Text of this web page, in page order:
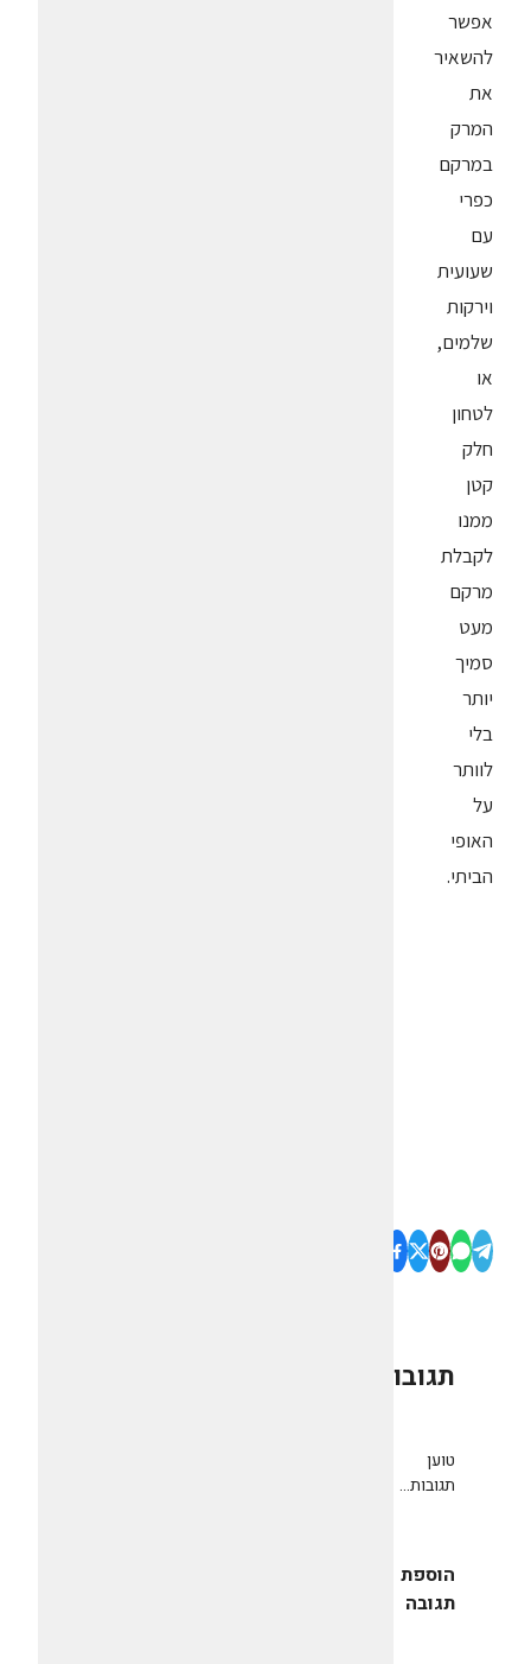
אפשר
להשאיר
את
המרק
במרקם
כפרי
עם
שעועית
וירקות
שלמים,
או
לטחון
חלק
קטן
ממנו
לקבלת
מרקם
מעט
סמיך
יותר
בלי
לוותר
על
האופי
הביתי.
תגובות
טוען
תגובות...
הוספת
תגובה